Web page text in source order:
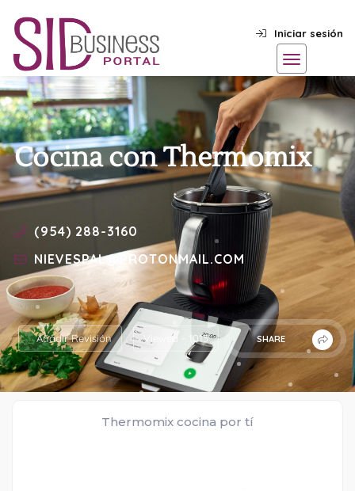
Iniciar sesión
Cocina con Thermomix
(954) 288-3160
NIEVESPAL@PROTONMAIL.COM
Añadir Revisión Viewed - 1013 SHARE
Thermomix cocina por tí